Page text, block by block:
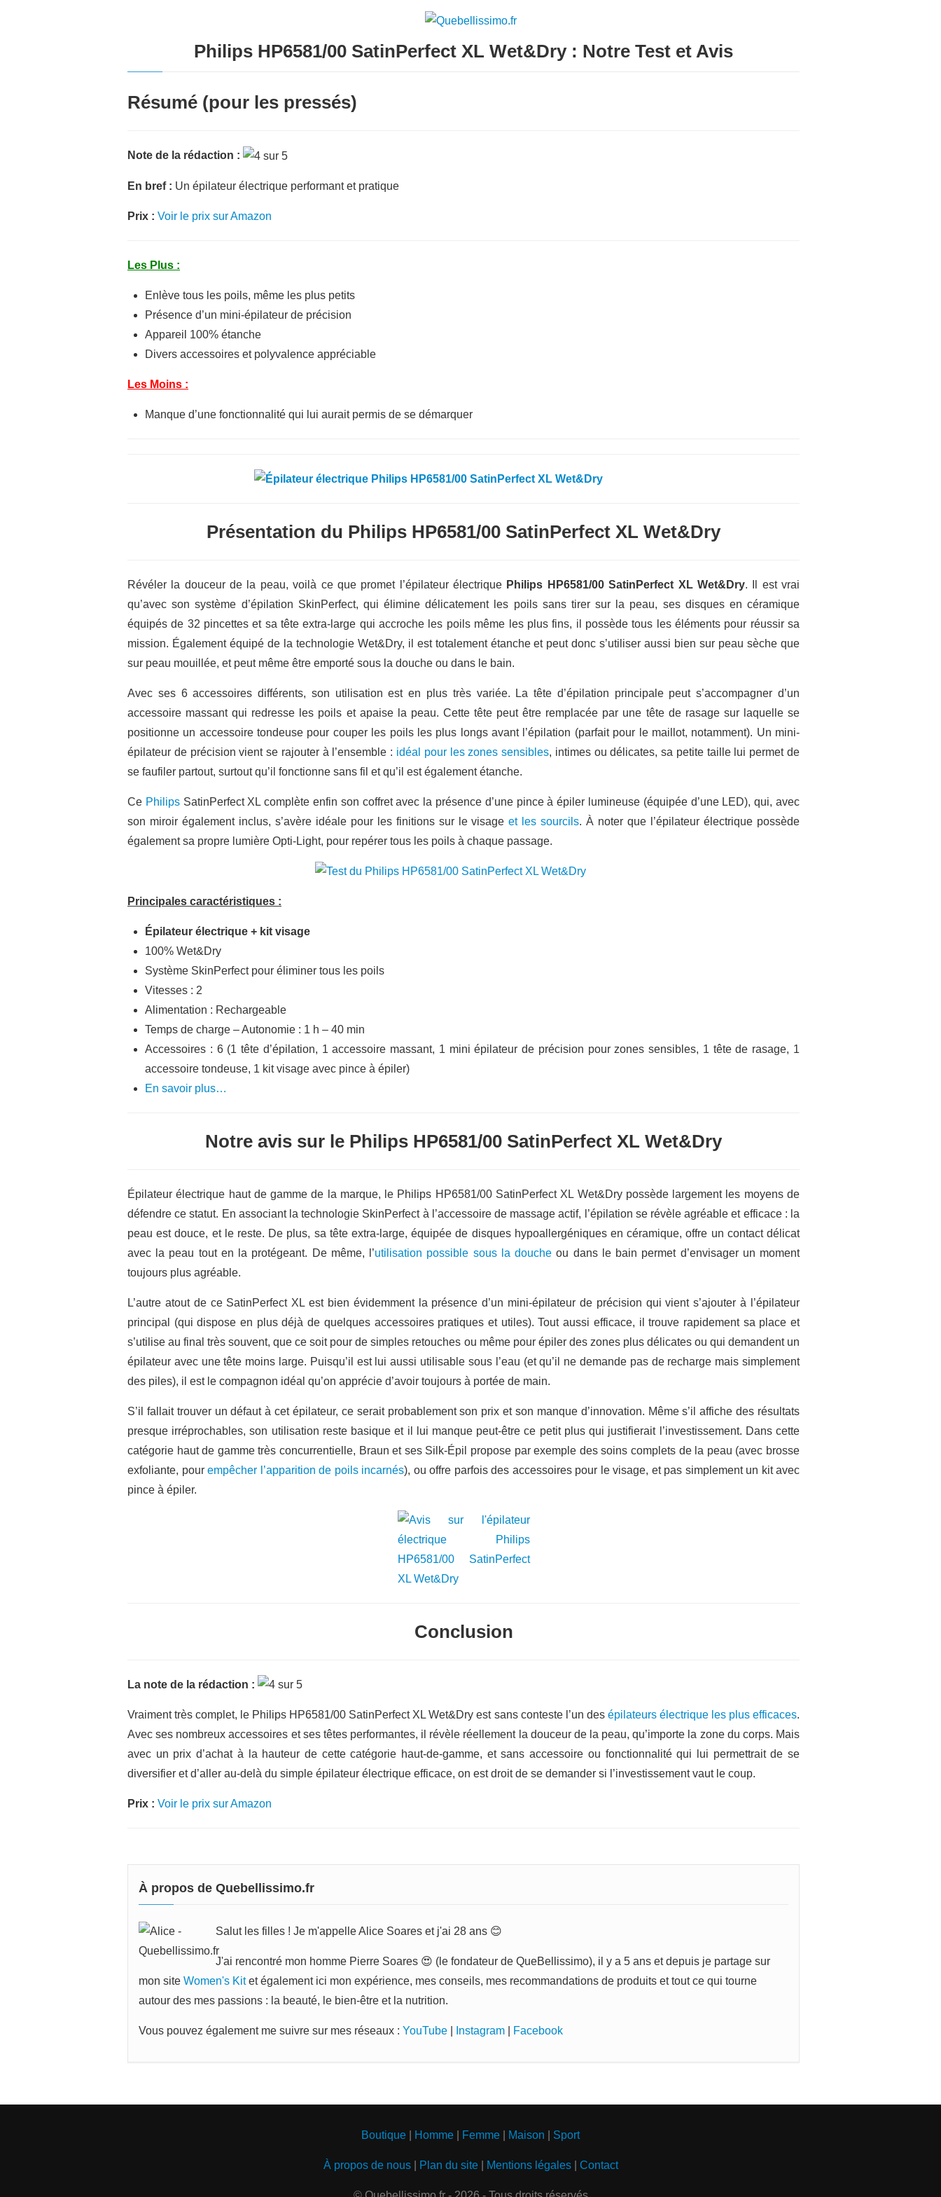
Philips HP6581/00 SatinPerfect XL Wet&Dry : Notre Test et Avis
Résumé (pour les pressés)
Note de la rédaction :
En bref : Un épilateur électrique performant et pratique
Prix : Voir le prix sur Amazon
Les Plus :
Enlève tous les poils, même les plus petits
Présence d’un mini-épilateur de précision
Appareil 100% étanche
Divers accessoires et polyvalence appréciable
Les Moins :
Manque d’une fonctionnalité qui lui aurait permis de se démarquer
Présentation du Philips HP6581/00 SatinPerfect XL Wet&Dry
Révéler la douceur de la peau, voilà ce que promet l’épilateur électrique Philips HP6581/00 SatinPerfect XL Wet&Dry. Il est vrai
qu’avec son système d’épilation SkinPerfect, qui élimine délicatement les poils sans tirer sur la peau, ses disques en céramique
équipés de 32 pincettes et sa tête extra-large qui accroche les poils même les plus fins, il possède tous les éléments pour réussir sa
mission. Également équipé de la technologie Wet&Dry, il est totalement étanche et peut donc s’utiliser aussi bien sur peau sèche que
sur peau mouillée, et peut même être emporté sous la douche ou dans le bain.
Avec ses 6 accessoires différents, son utilisation est en plus très variée. La tête d’épilation principale peut s’accompagner d’un
accessoire massant qui redresse les poils et apaise la peau. Cette tête peut être remplacée par une tête de rasage sur laquelle se
positionne un accessoire tondeuse pour couper les poils les plus longs avant l’épilation (parfait pour le maillot, notamment). Un mini-
épilateur de précision vient se rajouter à l’ensemble : idéal pour les zones sensibles, intimes ou délicates, sa petite taille lui permet de
se faufiler partout, surtout qu’il fonctionne sans fil et qu’il est également étanche.
Ce PhilipsSatinPerfect XL complète enfin son coffret avec la présence d’une pince à épiler lumineuse (équipée d’une LED), qui, avec
son miroir également inclus, s’avère idéale pour les finitions sur le visageet les sourcils. À noter que l’épilateur électrique possède
également sa propre lumière Opti-Light, pour repérer tous les poils à chaque passage.
Principales caractéristiques :
Épilateur électrique + kit visage
100% Wet&Dry
Système SkinPerfect pour éliminer tous les poils
Vitesses : 2
Alimentation : Rechargeable
Temps de charge – Autonomie : 1 h – 40 min
Accessoires : 6 (1 tête d’épilation, 1 accessoire massant, 1 mini épilateur de précision pour zones sensibles, 1 tête de rasage, 1
accessoire tondeuse, 1 kit visage avec pince à épiler)
En savoir plus…
Notre avis sur le Philips HP6581/00 SatinPerfect XL Wet&Dry
Épilateur électrique haut de gamme de la marque, le Philips HP6581/00 SatinPerfect XL Wet&Dry possède largement les moyens de
défendre ce statut. En associant la technologie SkinPerfect à l’accessoire de massage actif, l’épilation se révèle agréable et efficace : la
peau est douce, et le reste. De plus, sa tête extra-large, équipée de disques hypoallergéniques en céramique, offre un contact délicat
avec la peau tout en la protégeant. De même, l’utilisation possible sous la douche ou dans le bain permet d’envisager un moment
toujours plus agréable.
L’autre atout de ce SatinPerfect XL est bien évidemment la présence d’un mini-épilateur de précision qui vient s’ajouter à l’épilateur
principal (qui dispose en plus déjà de quelques accessoires pratiques et utiles). Tout aussi efficace, il trouve rapidement sa place et
s’utilise au final très souvent, que ce soit pour de simples retouches ou même pour épiler des zones plus délicates ou qui demandent un
épilateur avec une tête moins large. Puisqu’il est lui aussi utilisable sous l’eau (et qu’il ne demande pas de recharge mais simplement
des piles), il est le compagnon idéal qu’on apprécie d’avoir toujours à portée de main.
S’il fallait trouver un défaut à cet épilateur, ce serait probablement son prix et son manque d’innovation. Même s’il affiche des résultats
presque irréprochables, son utilisation reste basique et il lui manque peut-être ce petit plus qui justifierait l’investissement. Dans cette
catégorie haut de gamme très concurrentielle, Braun et ses Silk-Épil propose par exemple des soins complets de la peau (avec brosse
exfoliante, pour empêcher l’apparition de poils incarnés), ou offre parfois des accessoires pour le visage, et pas simplement un kit avec
pince à épiler.
Conclusion
La note de la rédaction :
Vraiment très complet, le Philips HP6581/00 SatinPerfect XL Wet&Dry est sans conteste l’un des épilateurs électrique les plus efficaces.
Avec ses nombreux accessoires et ses têtes performantes, il révèle réellement la douceur de la peau, qu’importe la zone du corps. Mais
avec un prix d’achat à la hauteur de cette catégorie haut-de-gamme, et sans accessoire ou fonctionnalité qui lui permettrait de se
diversifier et d’aller au-delà du simple épilateur électrique efficace, on est droit de se demander si l’investissement vaut le coup.
Prix : Voir le prix sur Amazon
À propos de Quebellissimo.fr
Salut les filles ! Je m'appelle Alice Soares et j'ai 28 ans 😊
J'ai rencontré mon homme Pierre Soares 😍 (le fondateur de QueBellissimo), il y a 5 ans et depuis je partage sur
mon site Women's Kitet également ici mon expérience, mes conseils, mes recommandations de produits et tout ce qui tourne
autour des mes passions : la beauté, le bien-être et la nutrition.
Vous pouvez également me suivre sur mes réseaux : YouTube Instagram Facebook
Boutique Homme Femme Maison Sport
À propos de nous| Plan du site| Mentions légales| Contact